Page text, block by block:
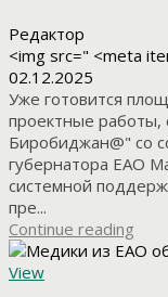
Редактор
<img src=" <meta
02.12.2025
Уже готовится
проектные работы,
Биробиджан@" со
губернатора ЕАО
системной
пре...
Continue reading
View